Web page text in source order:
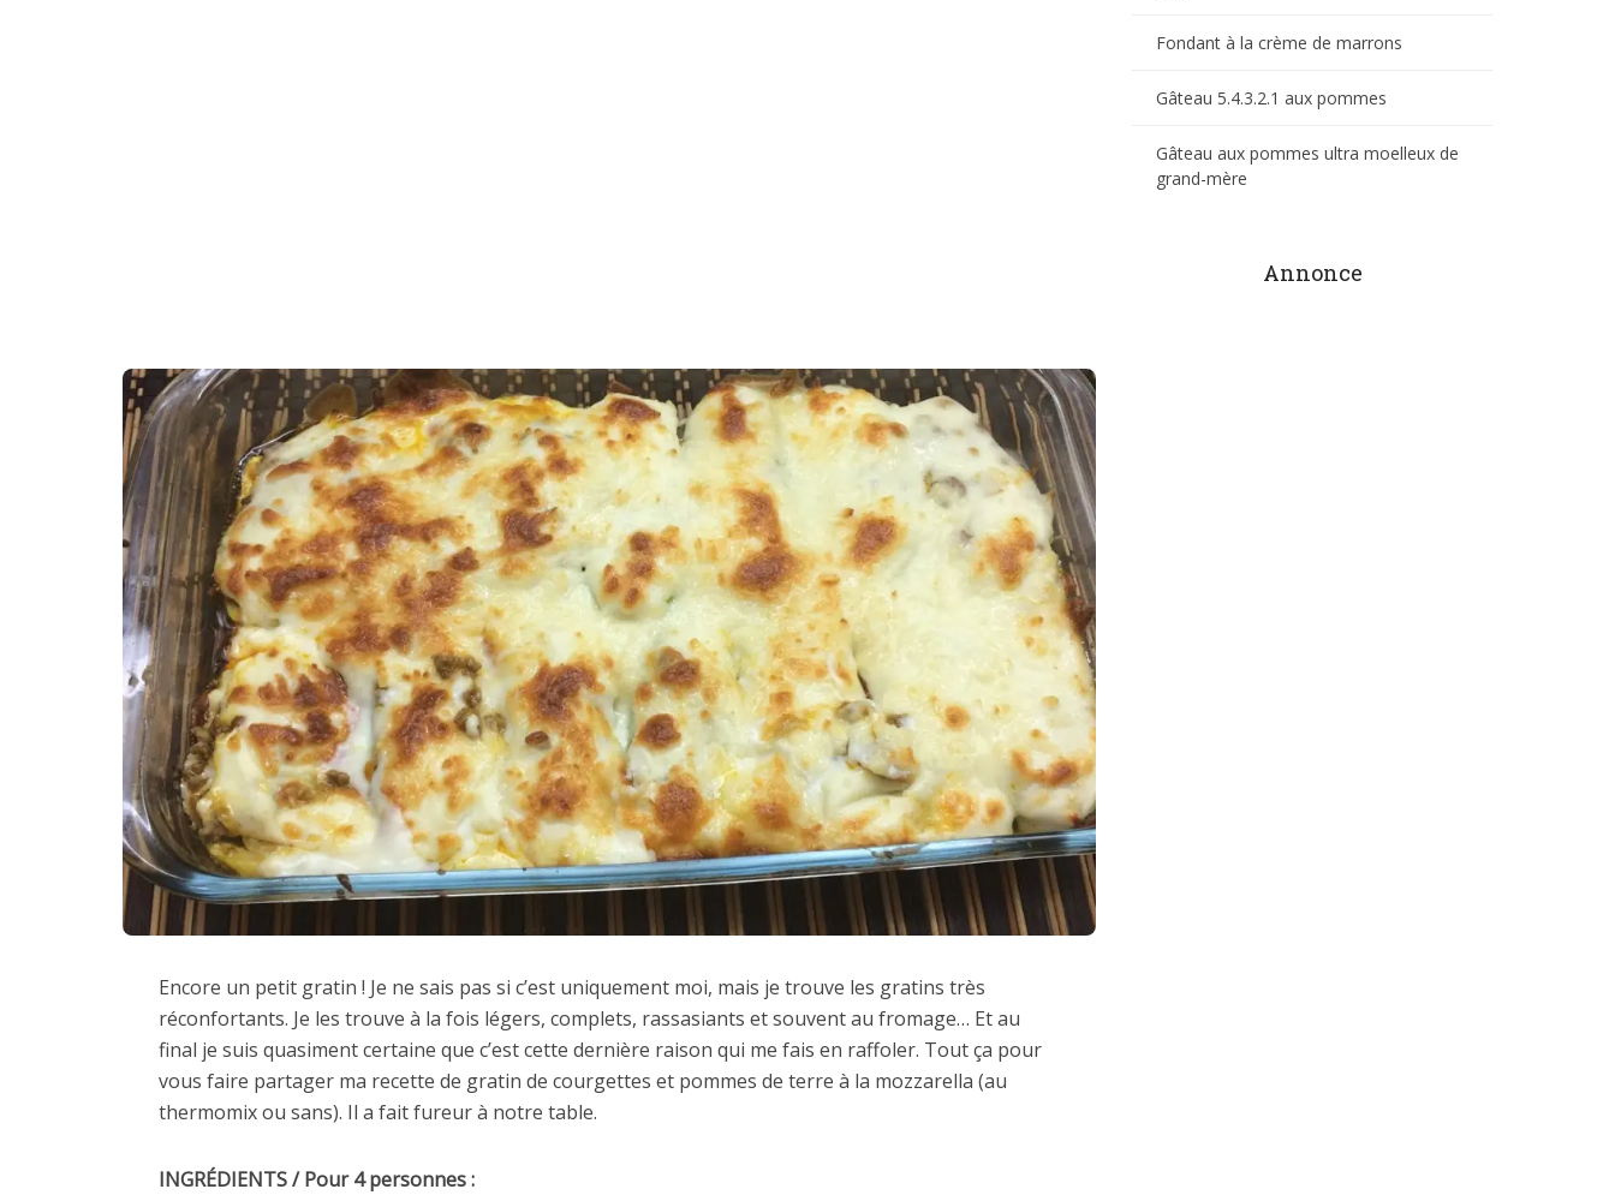
Encore un petit gratin ! Je ne sais pas si c’est uniquement moi, mais je trouve les gratins très
réconfortants. Je les trouve à la fois légers, complets, rassasiants et souvent au fromage… Et au
final je suis quasiment certaine que c’est cette dernière raison qui me fais en raffoler. Tout ça pour
vous faire partager ma recette de gratin de courgettes et pommes de terre à la mozzarella (au
thermomix ou sans). Il a fait fureur à notre table.
INGRÉDIENTS / Pour 4 personnes :
Fondant à la crème de marrons
Gâteau 5.4.3.2.1 aux pommes
Gâteau aux pommes ultra moelleux de
grand-mère
Annonce